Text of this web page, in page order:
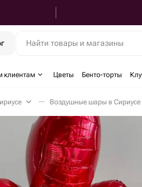
Найти товары и магазины
клиентам Цветы Бенто-торты
Воздушные шары в Сириусе